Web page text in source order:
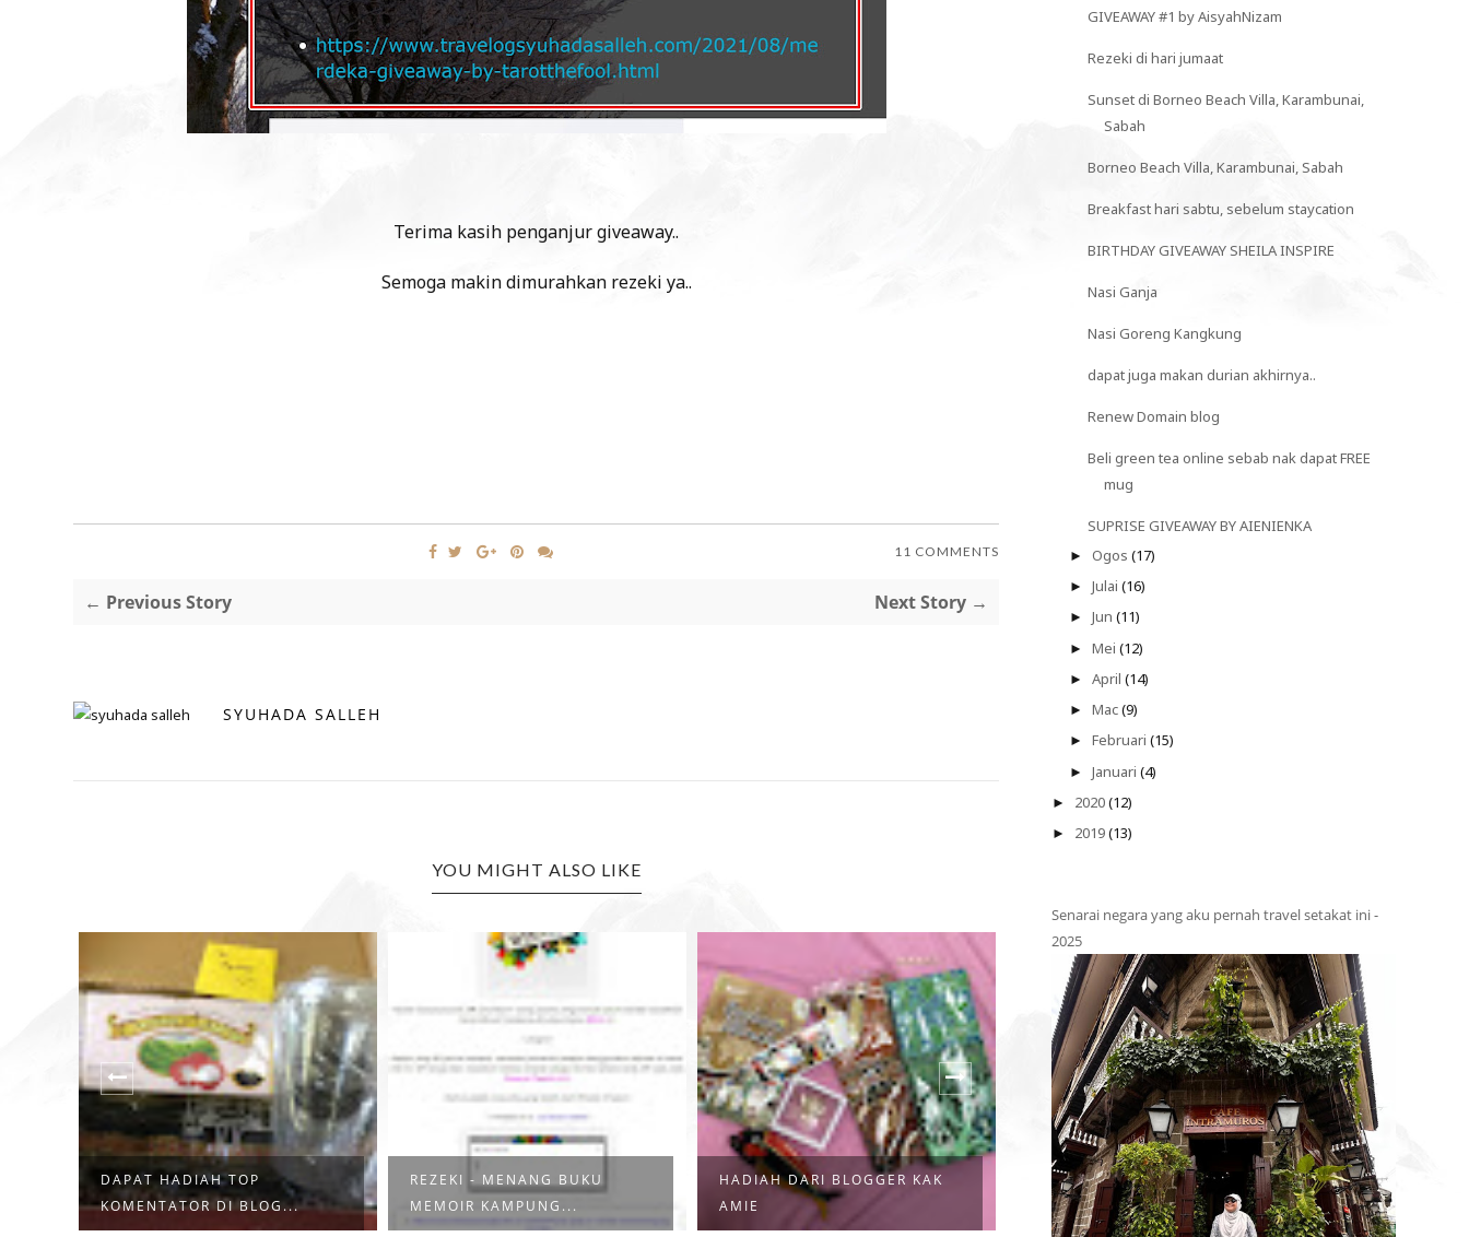
Terima kasih penganjur giveaway..
Semoga makin dimurahkan rezeki ya..
11 COMMENTS
← Previous Story Next Story →
SYUHADA SALLEH
YOU MIGHT ALSO LIKE
DAPAT HADIAH TOP
KOMENTATOR DI BLOG...
REZEKI - MENANG BUKU
MEMOIR KAMPUNG...
HADIAH DARI BLOGGER KAK
AMIE
HADIAH DARI BLOGGER KAK
SHIKIN RAZA...
HADIAH DARI
RET & UYUM ...
GIVEAWAY #1 by AisyahNizam
Rezeki di hari jumaat
Sunset di Borneo Beach Villa, Karambunai,
Sabah
Borneo Beach Villa, Karambunai, Sabah
Breakfast hari sabtu, sebelum staycation
BIRTHDAY GIVEAWAY SHEILA INSPIRE
Nasi Ganja
Nasi Goreng Kangkung
dapat juga makan durian akhirnya..
Renew Domain blog
Beli green tea online sebab nak dapat FREE
mug
SUPRISE GIVEAWAY BY AIENIENKA
► Ogos (17)
► Julai (16)
► Jun (11)
► Mei (12)
► April (14)
► Mac(9)
► Februari (15)
► Januari (4)
► 2020(12)
► 2019(13)
Senarai negara yang aku pernah travel setakat ini -
2025